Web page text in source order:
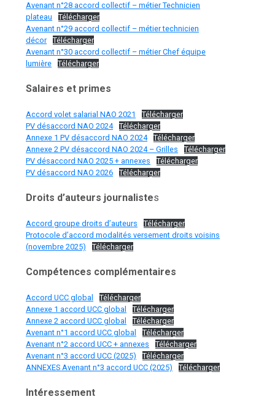
Avenant n°28 accord collectif – métier Technicien
plateau
Télécharger
Avenant n°29 accord collectif – métier technicien
décor
Télécharger
Avenant n°30 accord collectif – métier Chef équipe
lumière
Télécharger
Salaires et primes
Accord volet salarial NAO 2021
Télécharger
PV désaccord NAO 2024
Télécharger
Annexe 1 PV désaccord NAO 2024
Télécharger
Annexe 2 PV désaccord NAO 2024 – Grilles
Télécharger
PV désaccord NAO 2025 + annexes
Télécharger
PV désaccord NAO 2026
Télécharger
Droits d’auteurs journalistes
Accord groupe droits d’auteurs
Télécharger
Protocole d’accord modalités versement droits voisins
(novembre 2025)
Télécharger
Compétences complémentaires
Accord UCC global
Télécharger
Annexe 1 accord UCC global
Télécharger
Annexe 2 accord UCC global
Télécharger
Avenant n°1 accord UCC global
Télécharger
Avenant n°2 accord UCC + annexes
Télécharger
Avenant n°3 accord UCC (2025)
Télécharger
ANNEXES Avenant n°3 accord UCC (2025)
Télécharger
Intéressement